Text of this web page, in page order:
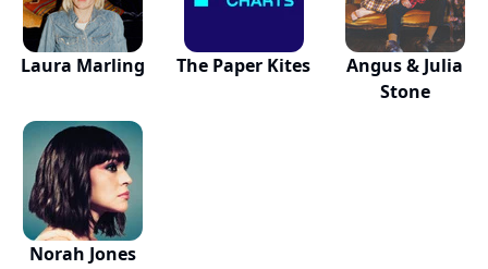
Laura Marling The Paper Kites
Angus & Julia
Stone
Norah Jones